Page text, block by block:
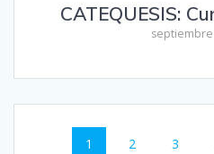
CATEQUESIS:
septiembre
Navegación
Página
1 Página
2 Página
3